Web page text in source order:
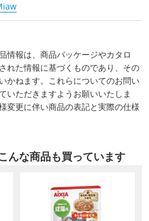
情報は、商品パッケージやカタロ
れた情報に基づくものであり、その
かねます。これらについてのお問い
いただきますようお願いいたしま
変更に伴い商品の表記と実際の仕様
んな商品も買っています